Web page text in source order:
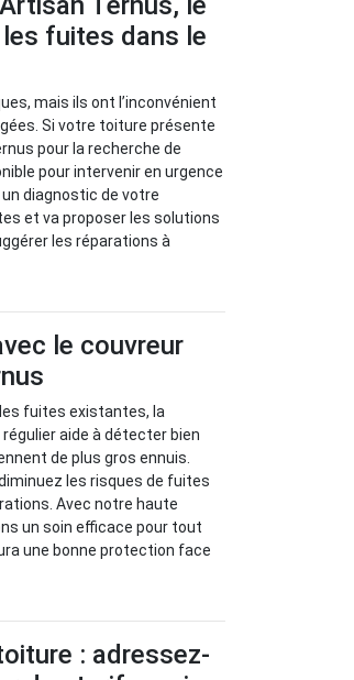
fuites dans le
mais ils ont l’inconvénient
Si votre toiture présente
pour la recherche de
pour intervenir en urgence
diagnostic de votre
et va proposer les solutions
les réparations à
le couvreur
fuites existantes, la
aide à détecter bien
de plus gros ennuis.
les risques de fuites
Avec notre haute
un soin efficace pour tout
une bonne protection face
: adressez-